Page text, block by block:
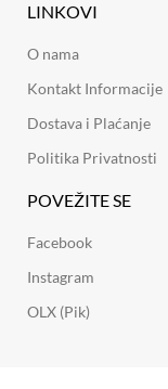
LINKOVI
O nama
Kontakt Informacije
Dostava i Plaćanje
Politika Privatnosti
POVEŽITE SE
Facebook
Instagram
OLX (Pik)